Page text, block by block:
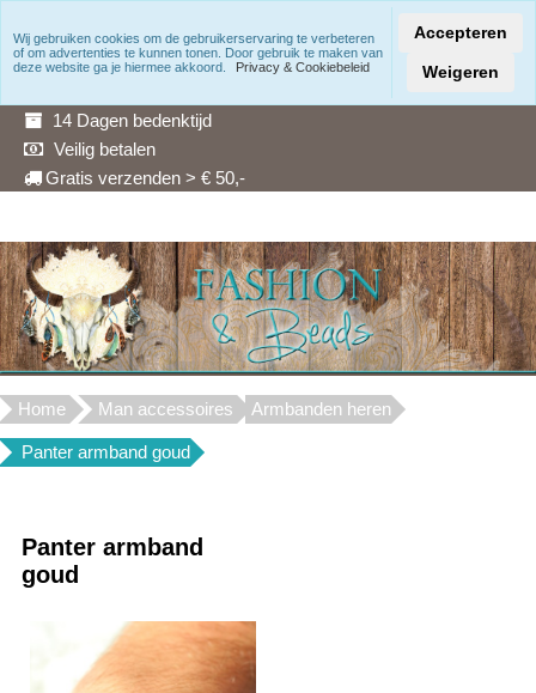
Snelle levering
14 Dagen bedenktijd
Veilig betalen
Gratis verzenden > € 50,-
Home Man accessoires Armbanden heren
Panter armband goud
Panter armband
goud
Wij gebruiken cookies om de gebruikerservaring te verbeteren
of om advertenties te kunnen tonen. Door gebruik te maken van
deze website ga je hiermee akkoord.
Privacy & Cookiebeleid
Accepteren
Weigeren